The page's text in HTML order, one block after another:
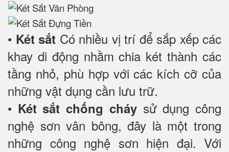
• Két sắt Có nhiều vị trí để sắp xếp các
khay di động nhằm chia két thành các
tầng nhỏ, phù hợp với các kích cỡ của
những vật dụng cần lưu trữ.
• Két sắt chống cháysử dụng công
nghệ sơn vân bông, đây là một trong
những công nghệ sơn hiện đại. Với